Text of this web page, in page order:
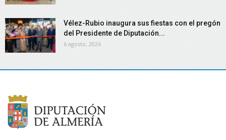
Vélez-Rubio inaugura sus fiestas con el pregón
del Presidente de Diputación...
6 agosto, 2026